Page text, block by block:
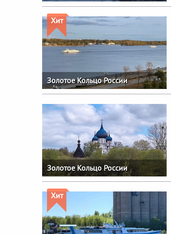
Хит
Золотое Кольцо России
Золотое Кольцо России
Хит